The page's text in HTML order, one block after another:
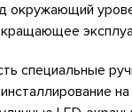
окружающий
специальные